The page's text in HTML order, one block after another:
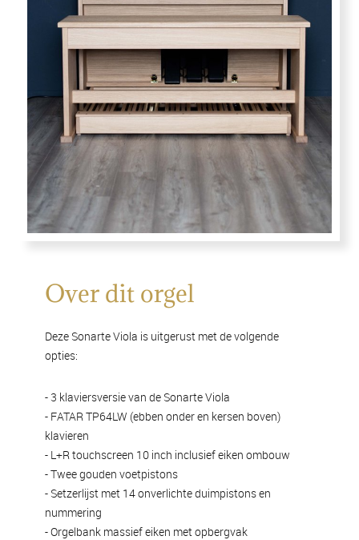
Over dit orgel
Deze Sonarte Viola is uitgerust met de volgende
opties:
- 3 klaviersversie van de Sonarte Viola
- FATAR TP64LW (ebben onder en kersen boven)
klavieren
- L+R touchscreen 10 inch inclusief eiken ombouw
- Twee gouden voetpistons
- Setzerlijst met 14 onverlichte duimpistons en
nummering
- Orgelbank massief eiken met opbergvak